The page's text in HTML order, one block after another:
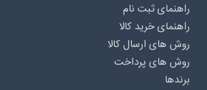
راهنمای ثبت نام
راهنمای خرید کالا
روش های ارسال کالا
روش های پرداخت
برندها